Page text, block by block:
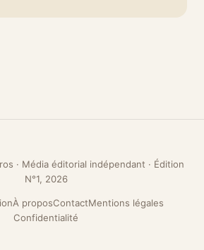
· Média éditorial indépendant · Édition
N°1, 2026
À proposContactMentions légales
Confidentialité